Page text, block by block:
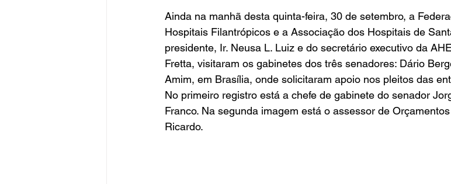
Ainda na manhã desta quinta-feira, 30 de setembro, a
Hospitais Filantrópicos e a Associação dos Hospitais de
presidente, Ir. Neusa L. Luiz e do secretário executivo da
Fretta, visitaram os gabinetes dos três senadores: Dário
Amim, em Brasília, onde solicitaram apoio nos pleitos das
No primeiro registro está a chefe de gabinete do senador
Franco. Na segunda imagem está o assessor de
Ricardo.